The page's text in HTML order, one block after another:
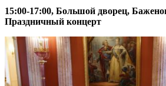
15:00-17:00, Большой дворец,
Праздничный концерт